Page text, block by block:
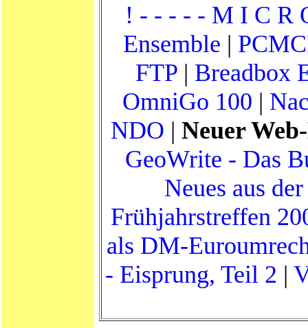
! - - - - - M I C R
Ensemble |
FTP | Breadbox
OmniGo 100 |
NDO | Neuer
GeoWrite - Das
Neues aus
Frühjahrstreffen
als DM-
- Eisprung, Teil 2 |